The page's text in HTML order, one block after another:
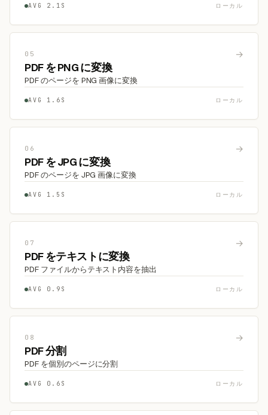
AVG 2.1S ローカル
05 →
PDF を PNG に変換
PDF のページを PNG 画像に変換
AVG 1.6S ローカル
06 →
PDF を JPG に変換
PDF のページを JPG 画像に変換
AVG 1.5S ローカル
07 →
PDF をテキストに変換
PDF ファイルからテキスト内容を抽出
AVG 0.9S ローカル
08 →
PDF 分割
PDF を個別のページに分割
AVG 0.6S ローカル